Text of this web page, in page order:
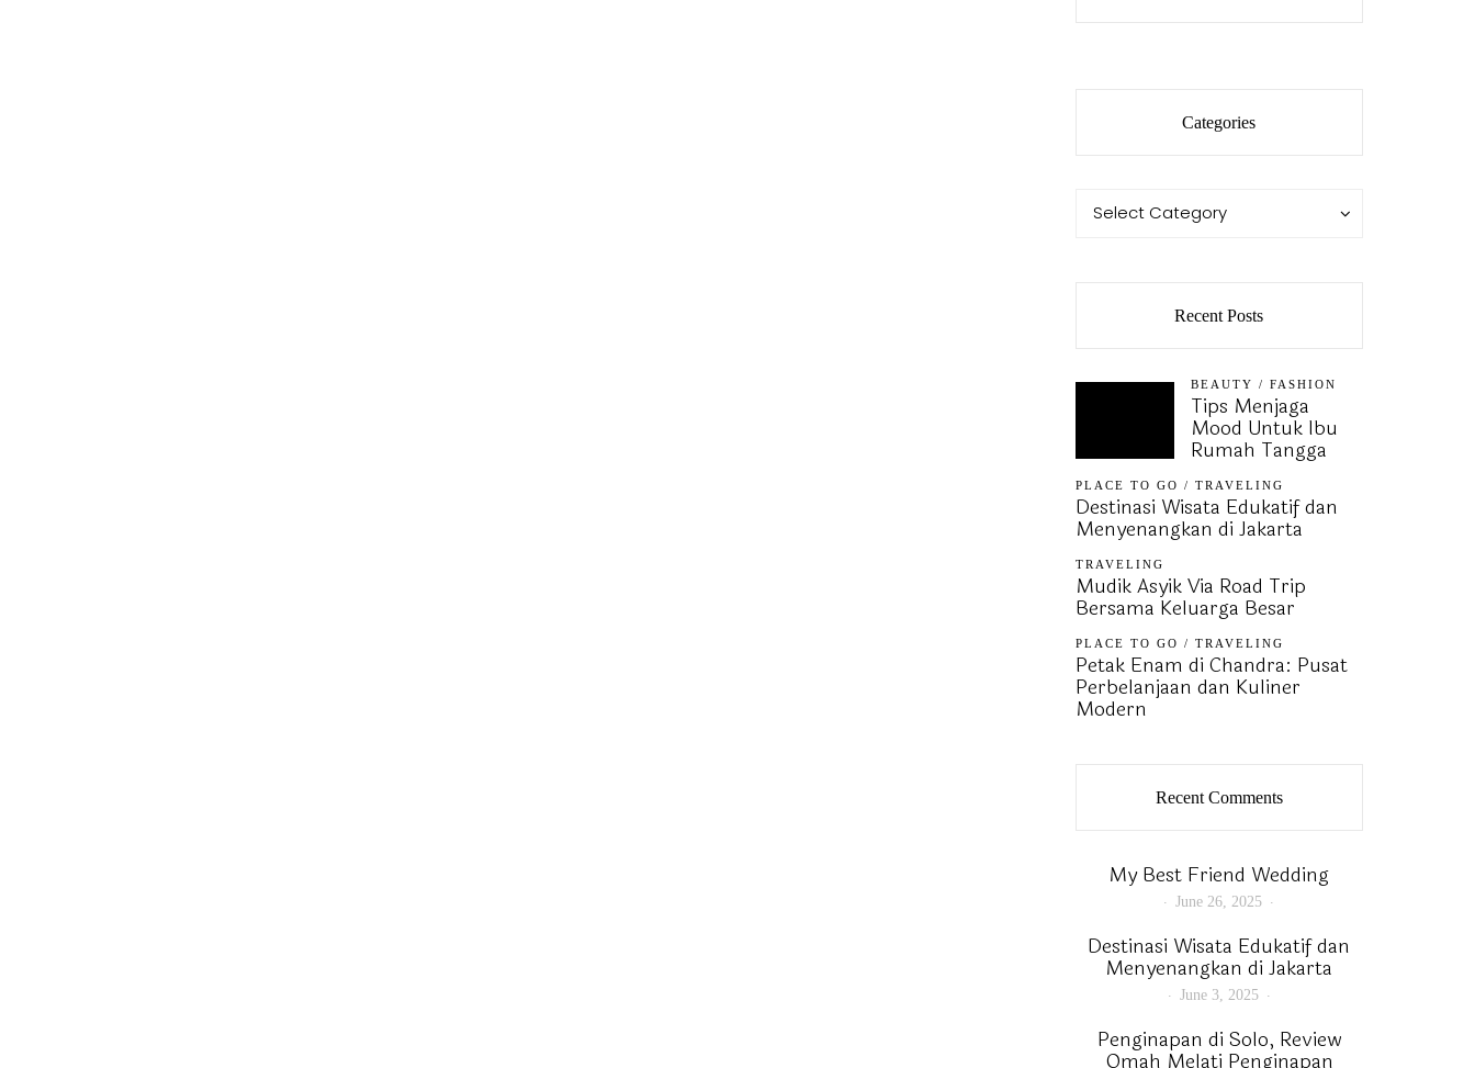
Categories
Categories
Select Category
Categories
Recent Posts
BEAUTY / FASHION
Tips Menjaga
Mood Untuk Ibu
Rumah Tangga
PLACE TO GO / TRAVELING
Destinasi Wisata Edukatif dan
Menyenangkan di Jakarta
TRAVELING
Mudik Asyik Via Road Trip
Bersama Keluarga Besar
PLACE TO GO / TRAVELING
Petak Enam di Chandra: Pusat
Perbelanjaan dan Kuliner
Modern
Recent Comments
My Best Friend Wedding
June 26, 2025
Destinasi Wisata Edukatif dan
Menyenangkan di Jakarta
June 3, 2025
Penginapan di Solo, Review
Omah Melati Penginapan